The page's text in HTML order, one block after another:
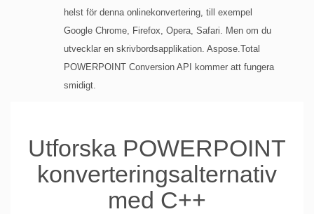
helst för denna onlinekonvertering, till exempel
Google Chrome, Firefox, Opera, Safari. Men om du
utvecklar en skrivbordsapplikation. Aspose.Total
POWERPOINT Conversion API kommer att fungera
smidigt.
Utforska POWERPOINT
konverteringsalternativ
med C++